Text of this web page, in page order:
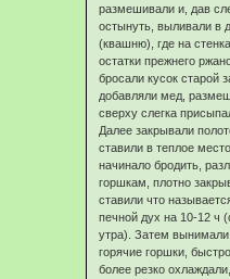
размешивали и, дав
остынуть, выливали в
(квашню), где на
остатки прежнего
бросали кусок старой
добавляли мед,
сверху слегка
Далее закрывали
ставили в теплое
начинало бродить,
горшкам, плотно
ставили что
печной дух на 10-12 ч
утра). Затем вынимали
горячие горшки,
более резко